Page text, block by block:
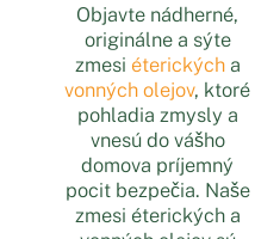
Objavte nádherné,
originálne a sýte
zmesi éterickýcha
vonných olejov, ktoré
pohladia zmysly a
vnesú do vášho
domova príjemný
pocit bezpečia. Naše
zmesi éterických a